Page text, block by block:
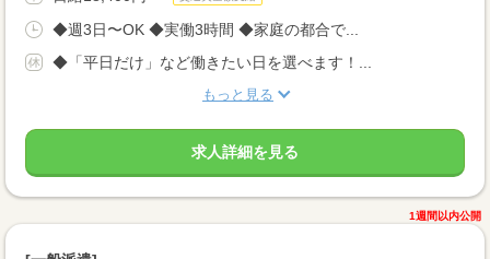
◆週3日〜OK ◆実働3時間 ◆家庭の都合で...
◆「平日だけ」など働きたい日を選べます！...
もっと見る
求人詳細を見る
1週間以内公開